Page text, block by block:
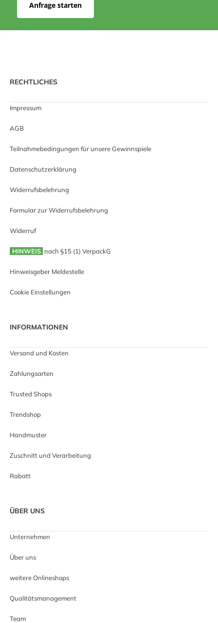
Anfrage starten
RECHTLICHES
Impressum
AGB
Teilnahmebedingungen für unsere Gewinnspiele
Datenschutzerklärung
Widerrufsbelehrung
Formular zur Widerrufsbelehrung
Widerruf
HINWEIS nach §15 (1) VerpackG
Hinweisgeber Meldestelle
Cookie Einstellungen
INFORMATIONEN
Versand und Kosten
Zahlungsarten
Trusted Shops
Trendshop
Handmuster
Zuschnitt und Verarbeitung
Rabatt
ÜBER UNS
Unternehmen
Über uns
weitere Onlineshops
Qualitätsmanagement
Team